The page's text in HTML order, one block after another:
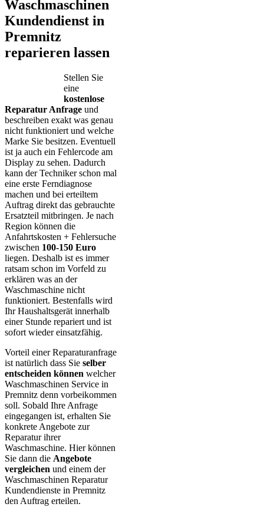
Waschmaschinen
Kundendienst in
Premnitz
reparieren lassen
Stellen Sie
eine
kostenlose
Reparatur Anfrage und
beschreiben exakt was genau
nicht funktioniert und welche
Marke Sie besitzen. Eventuell
ist ja auch ein Fehlercode am
Display zu sehen. Dadurch
kann der Techniker schon mal
eine erste Ferndiagnose
machen und bei erteiltem
Auftrag direkt das gebrauchte
Ersatzteil mitbringen. Je nach
Region können die
Anfahrtskosten + Fehlersuche
zwischen 100-150 Euro
liegen. Deshalb ist es immer
ratsam schon im Vorfeld zu
erklären was an der
Waschmaschine nicht
funktioniert. Bestenfalls wird
Ihr Haushaltsgerät innerhalb
einer Stunde repariert und ist
sofort wieder einsatzfähig.
Vorteil einer Reparaturanfrage
ist natürlich dass Sie selber
entscheiden können welcher
Waschmaschinen Service in
Premnitz denn vorbeikommen
soll. Sobald Ihre Anfrage
eingegangen ist, erhalten Sie
konkrete Angebote zur
Reparatur ihrer
Waschmaschine. Hier können
Sie dann die Angebote
vergleichen und einem der
Waschmaschinen Reparatur
Kundendienste in Premnitz
den Auftrag erteilen.